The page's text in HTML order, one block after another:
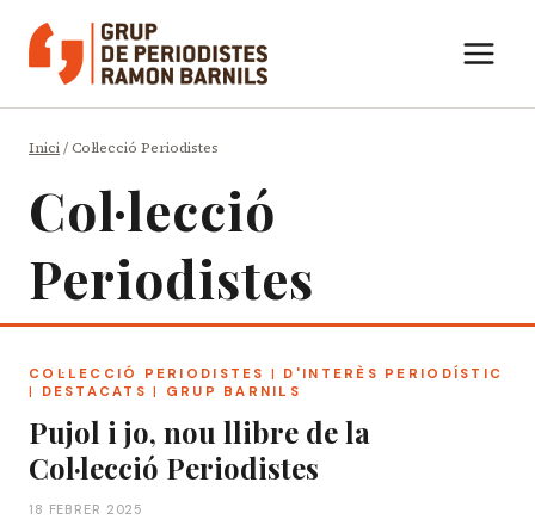
contingut
Inici/Col·lecció Periodistes
Col·lecció
Periodistes
COL·LECCIÓ PERIODISTES | D'INTERÈS PERIODÍSTIC
| DESTACATS | GRUP BARNILS
Pujol i jo, nou llibre de la
Col·lecció Periodistes
18 FEBRER 2025